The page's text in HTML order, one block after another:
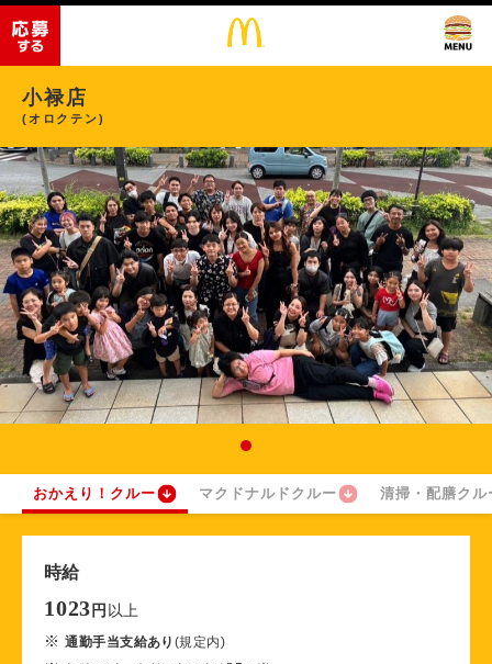
小禄店
(オロクテン)
おかえり！クルー マクドナルドクルー 清掃・配膳クル
時給
1023 円 以上
※通勤手当支給あり (規定内)